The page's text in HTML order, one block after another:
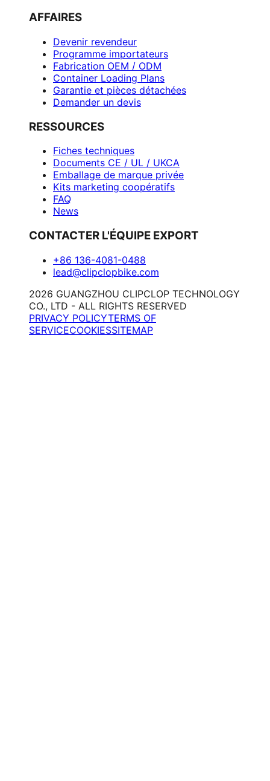
AFFAIRES
Devenir revendeur
Programme importateurs
Fabrication OEM / ODM
Container Loading Plans
Garantie et pièces détachées
Demander un devis
RESSOURCES
Fiches techniques
Documents CE / UL / UKCA
Emballage de marque privée
Kits marketing coopératifs
FAQ
News
CONTACTER L'ÉQUIPE EXPORT
+86 136-4081-0488
lead@clipclopbike.com
2026 GUANGZHOU CLIPCLOP TECHNOLOGY
CO., LTD - ALL RIGHTS RESERVED
PRIVACY POLICYTERMS OF
SERVICECOOKIESSITEMAP